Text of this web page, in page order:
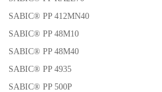
SABIC® PP 412MN40
SABIC® PP 48M10
SABIC® PP 48M40
SABIC® PP 4935
SABIC® PP 500P